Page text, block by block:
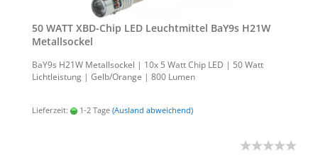
50 WATT XBD-​Chip LED Leucht­mit­tel BaY9s H21W
Me­tall­so­ckel
BaY9s H21W Me­tall­so­ckel | 10x 5 Watt Chip LED | 50 Watt
Licht­leis­tung | Gelb/Oran­ge | 800 Lumen
Lieferzeit: 1-2 Tage (Ausland abweichend)